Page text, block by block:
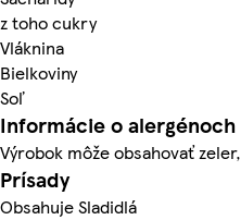
z toho cukry
Vláknina
Bielkoviny
Soľ
Informácie o alergénoch
Výrobok môže obsahovať
Prísady
Obsahuje Sladidlá